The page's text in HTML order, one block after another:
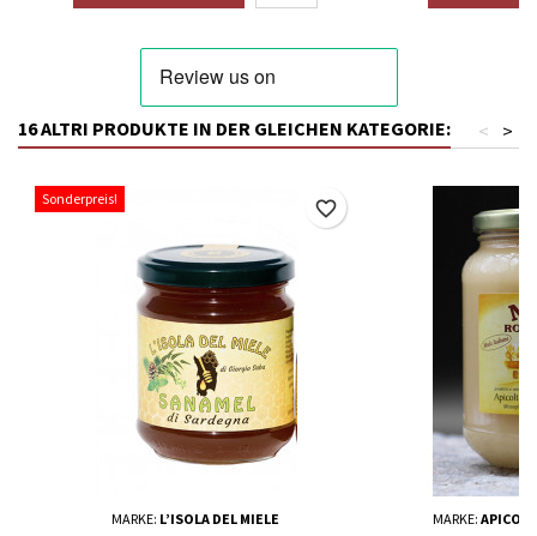
16 ALTRI PRODUKTE IN DER GLEICHEN KATEGORIE: >
<
Sonderpreis!
MARKE: L’ISOLA DEL MIELE
favorite_border
MARKE: